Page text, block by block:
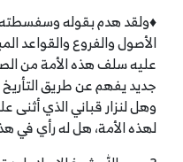
♦ولقد هدم بقوله
الأصول والفروع والقواعد
عليه سلف هذه الأمة من
جديد يفهم عن طريق التأريخ
وهل لنزار قباني الذي
لهذه الأمة، هل له رأي في